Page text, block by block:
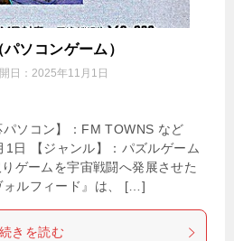
ソコンゲーム）
日： 2025年11月1日
パソコン】：FM TOWNS など
1日 【ジャンル】：パズルゲーム
ゲームを宇宙戦闘へ発展させた
ォルフィード』は、 […]
続きを読む